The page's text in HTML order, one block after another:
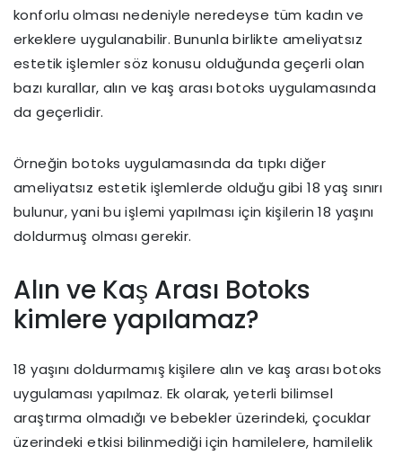
konforlu olması nedeniyle neredeyse tüm kadın ve
erkeklere uygulanabilir. Bununla birlikte ameliyatsız
estetik işlemler söz konusu olduğunda geçerli olan
bazı kurallar, alın ve kaş arası botoks uygulamasında
da geçerlidir.
Örneğin botoks uygulamasında da tıpkı diğer
ameliyatsız estetik işlemlerde olduğu gibi 18 yaş sınırı
bulunur, yani bu işlemi yapılması için kişilerin 18 yaşını
doldurmuş olması gerekir.
Alın ve Kaş Arası Botoks
kimlere yapılamaz?
18 yaşını doldurmamış kişilere alın ve kaş arası botoks
uygulaması yapılmaz. Ek olarak, yeterli bilimsel
araştırma olmadığı ve bebekler üzerindeki, çocuklar
üzerindeki etkisi bilinmediği için hamilelere, hamilelik